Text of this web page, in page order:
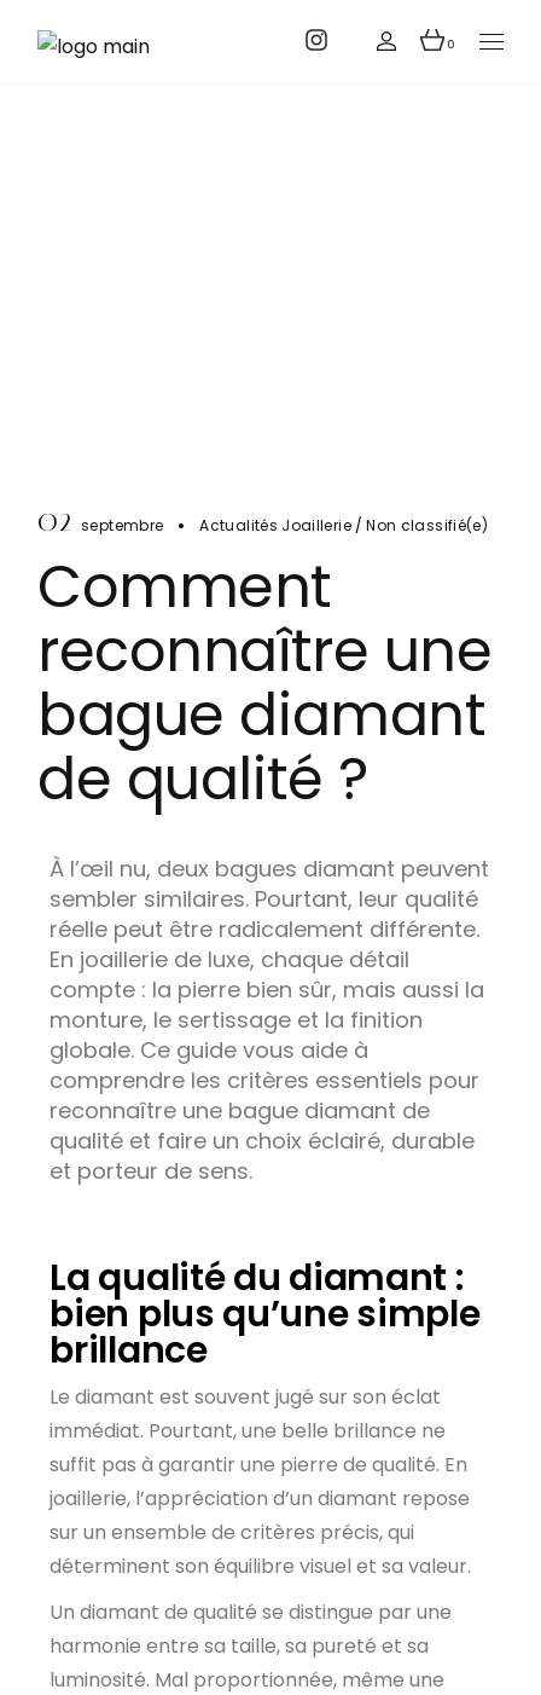
0
02 septembre Actualités Joaillerie Non classifié(e)
Comment
reconnaître une
bague diamant
de qualité ?
À l’œil nu, deux bagues diamant peuvent
sembler similaires. Pourtant, leur qualité
réelle peut être radicalement différente.
En joaillerie de luxe, chaque détail
compte : la pierre bien sûr, mais aussi la
monture, le sertissage et la finition
globale. Ce guide vous aide à
comprendre les critères essentiels pour
reconnaître une bague diamant de
qualité et faire un choix éclairé, durable
et porteur de sens.
La qualité du diamant :
bien plus qu’une simple
brillance
Le diamant est souvent jugé sur son éclat
immédiat. Pourtant, une belle brillance ne
suffit pas à garantir une pierre de qualité. En
joaillerie, l’appréciation d’un diamant repose
sur un ensemble de critères précis, qui
déterminent son équilibre visuel et sa valeur.
Un diamant de qualité se distingue par une
harmonie entre sa taille, sa pureté et sa
luminosité. Mal proportionnée, même une